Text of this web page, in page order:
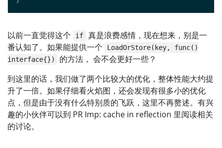
以前一直觉得这个 if
真是浪费感情，现在想来，别是一
番认知了。如果能提供一个
LoadOrStore(key, func()
interface{})
的方法， 会不会更好一些？
到这里的话，我们做了两个比较大的优化，整体性能大约提
升了一倍。如果仔细看火焰图，还会发现有很多小的优化
点，但是由于没有什么特别质的飞跃，这里不再赘述。有兴
趣的小伙伴可以到 PR Imp: cache in reflection 里阅读相关
的讨论。